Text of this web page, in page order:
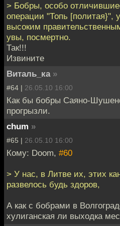
> Бобры, особо
операции "Топь [политая}",
высоким
увы, посмертно.
Так!!!
Извините
Виталь_ка »
#64 | 26.05.10 16:00
Как бы бобры Саяно-
прогрызли.
chum »
#65 | 26.05.10 16:00
Кому: Doom, #60
> У нас, в Литве их, этих
развелось будь здоров,
А как с бобрами в
хулиганская ли выходка